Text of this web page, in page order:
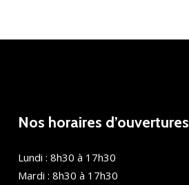
Nos horaires d’ouvertures
Lundi : 8h30 à 17h30
Mardi : 8h30 à 17h30